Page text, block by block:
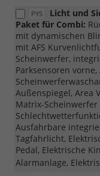
PTB/
mit
Loft
PYS
Licht und
Paket für Combi:
mit dynamischen
mit AFS
Scheinwerfer,
Parksensoren
Außenspiegel, Area
Matrix-
Ausfahrbare
Tagfahrlicht,
Pedal, Elektrische
Alarmanlage,